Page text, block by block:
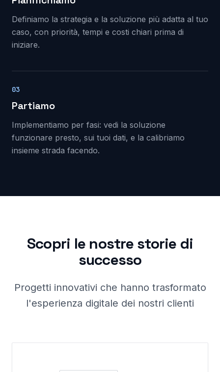
Definiamo la strategia e la soluzione più adatta al tuo
caso, con priorità, tempi e costi chiari prima di
iniziare.
03
Partiamo
Implementiamo per fasi: vedi la soluzione
funzionare presto, sui tuoi dati, e la calibriamo
insieme strada facendo.
Scopri le nostre storie di
successo
Progetti innovativi che hanno trasformato
l'esperienza digitale dei nostri clienti